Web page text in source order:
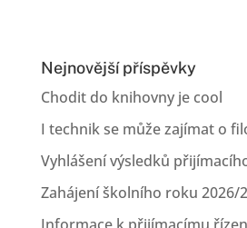
Nejnovější příspěvky
Chodit do knihovny je cool
I technik se může zajímat o
Vyhlášení výsledků
Zahájení školního roku 2026/